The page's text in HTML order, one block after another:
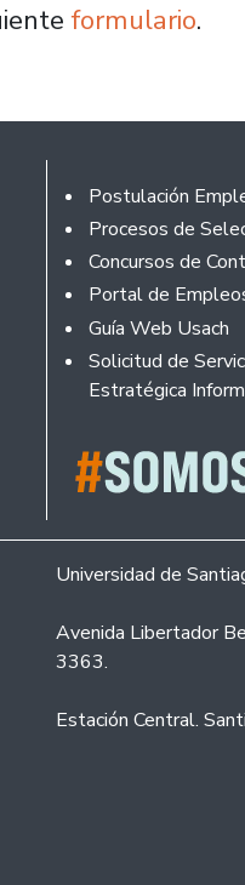
formulario.
Footer
Postulación
Procesos de
Concursos de
Portal de
Guía Web Usach
Solicitud de
Estratégica
Universidad de
Avenida Libertador
3363.
Estación Central.